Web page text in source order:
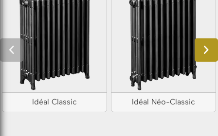
Idéal Classic Idéal Néo-Classic